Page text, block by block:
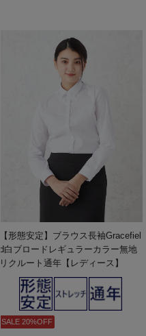
【形態安定】ブラウス長袖Gracefiel
d白ブロードレギュラーカラー無地
リクルート通年【レディース】
SALE 20%OFF